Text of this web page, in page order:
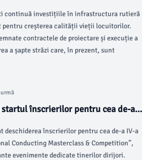
continuă investițiile în infrastructura rutieră
pentru creșterea calității vieții locuitorilor.
contractele de proiectare și execuție a
a șapte străzi care, în prezent, sunt
înscrierilor pentru cea de-a
deschiderea înscrierilor pentru cea de-a IV-a
Conducting Masterclass & Competition”,
evenimente dedicate tinerilor dirijori.